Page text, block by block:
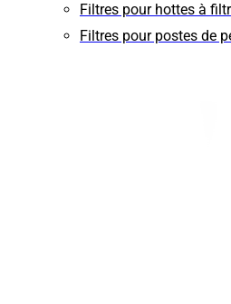
Filtres pour hottes à
Filtres pour postes de